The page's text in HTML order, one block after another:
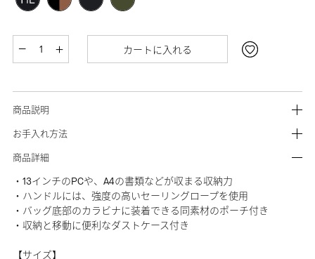
カートに入れる
商品説明
お手入れ方法
商品詳細
・13インチのPCや、A4の書類などが収まる収納力
・ハンドルには、強度の高いセーリングロープを使用
・バッグ底部のカラビナに装着できる同素材のポーチ付き
・収納と移動に便利なダストケース付き
【サイズ】